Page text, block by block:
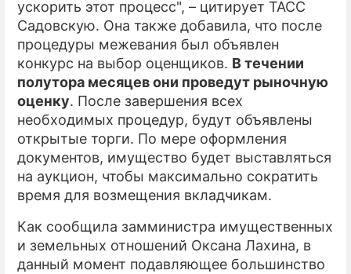
ускорить этот процесс", – цитирует ТАСС
Садовскую. Она также добавила, что после
процедуры межевания был объявлен
конкурс на выбор оценщиков. В течении
полутора месяцев они проведут рыночную
оценку. После завершения всех
необходимых процедур, будут объявлены
открытые торги. По мере оформления
документов, имущество будет выставляться
на аукцион, чтобы максимально сократить
время для возмещения вкладчикам.
Как сообщила замминистра имущественных
и земельных отношений Оксана Лахина, в
данный момент подавляющее большинство